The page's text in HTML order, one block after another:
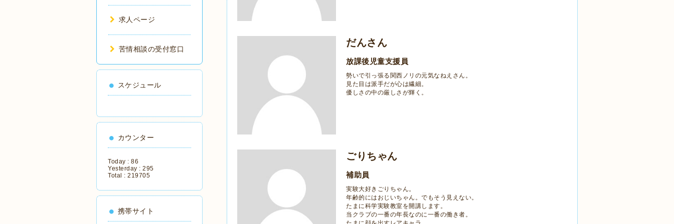
だんさん
放課後児童支援員
勢いで引っ張る関西ノリの元気なねえさん。
見た目は派手だが心は繊細。
優しさの中の厳しさが輝く。
ごりちゃん
補助員
実験大好きごりちゃん。
年齢的にはおじいちゃん。でもそう見えない。
たまに科学実験教室を開講します。
当クラブの一番の年長なのに一番の働き者。
求人ページ
苦情相談の受付窓口
スケジュール
カウンター
Today : 86
Yesterday : 295
Total : 219705
携帯サイト